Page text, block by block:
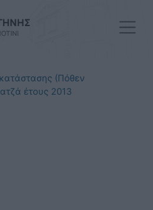
(Πόθεν
έτους 2013